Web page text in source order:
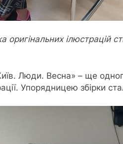
оригінальних ілюстрацій
Люди. Весна» – ще
Упорядницею збірки